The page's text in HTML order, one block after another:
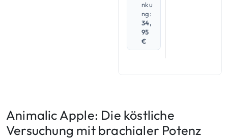
Animalic Apple: Die köstliche
Versuchung mit brachialer Potenz
nku
ng:
34,
95
€